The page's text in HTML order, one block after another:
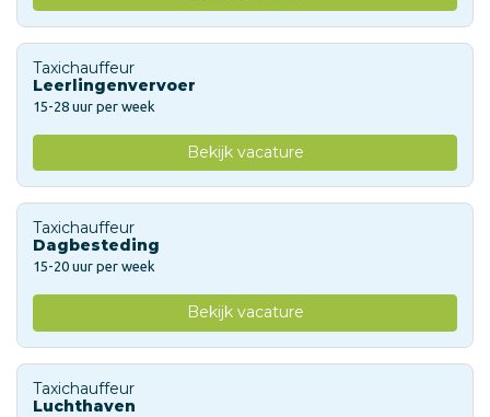
Taxichauffeur
Leerlingenvervoer
15-28 uur per week
Bekijk vacature
Taxichauffeur
Dagbesteding
15-20 uur per week
Bekijk vacature
Taxichauffeur
Luchthaven